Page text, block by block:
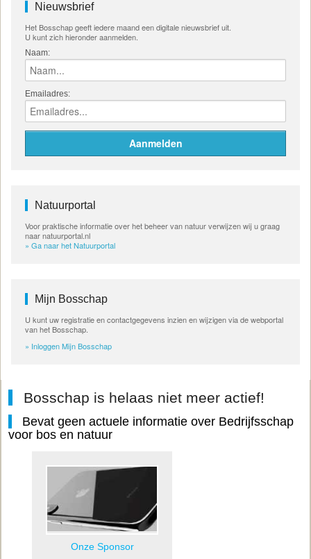
Nieuwsbrief
Het Bosschap geeft iedere maand een digitale nieuwsbrief uit.
U kunt zich hieronder aanmelden.
Naam:
Emailadres:
Natuurportal
Voor praktische informatie over het beheer van natuur verwijzen wij u graag
naar natuurportal.nl
» Ga naar het Natuurportal
Mijn Bosschap
U kunt uw registratie en contactgegevens inzien en wijzigen via de webportal
van het Bosschap.
» Inloggen Mijn Bosschap
Bosschap is helaas niet meer actief!
Bevat geen actuele informatie over Bedrijfsschap
voor bos en natuur
Onze Sponsor